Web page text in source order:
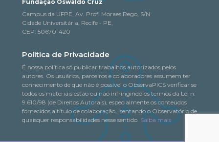
Fundação Oswaldo Cruz
Campus da UFPE, Av. Prof. Moraes Rego, S/N
Cidade Universitária, Recife - PE,
CEP: 50670-420
Política de Privacidade
É nossa política só publicar trabalhos autorizados pelos
autores. Os usuários, parceiros e colaboradores assumem ter
conhecimento de que não é possível o ObservaPICS verificar se
todos os materiais estão ou não infringindo os termos da Lei n.
9.610/98 (de Direitos Autorais), especialmente os conteúdos
fornecidos a título de colaboração, isentando o Observatório de
quaisquer responsabilidades nesse sentido. Saiba mais